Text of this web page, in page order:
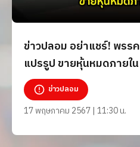
ข่าวปลอม อย่าแชร์! พรร
แปรรูป ขายหุ้นหมดภายใ
ข่าวปลอม
17 พฤษภาคม 2567 | 11:30 น.